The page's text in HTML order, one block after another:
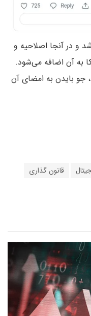
و در آنجا اصلاحیه و
به آن اضافه می‌شود.
جو بایدن به امضای آن
قانون گذاری